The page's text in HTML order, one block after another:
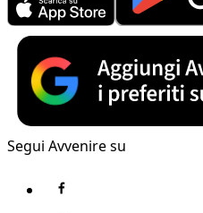
Segui Avvenire su